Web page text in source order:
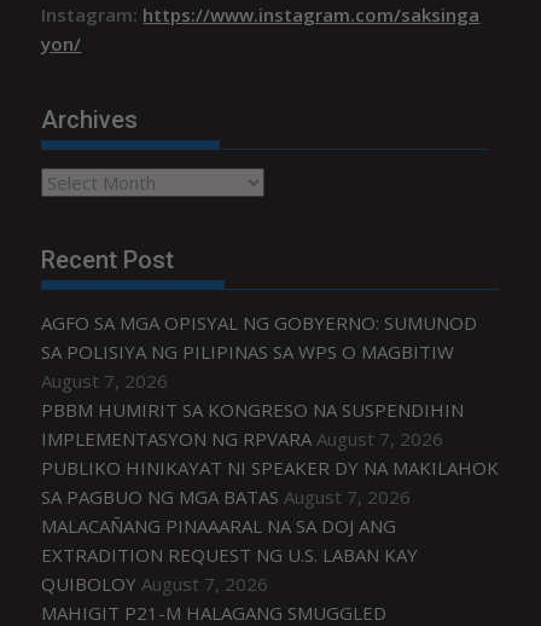
Instagram: https://www.instagram.com/saksinga
yon/
Archives
Archives
Recent Post
AGFO SA MGA OPISYAL NG GOBYERNO: SUMUNOD
SA POLISIYA NG PILIPINAS SA WPS O MAGBITIW
August 7, 2026
PBBM HUMIRIT SA KONGRESO NA SUSPENDIHIN
IMPLEMENTASYON NG RPVARA August 7, 2026
PUBLIKO HINIKAYAT NI SPEAKER DY NA MAKILAHOK
SA PAGBUO NG MGA BATAS August 7, 2026
MALACAÑANG PINAAARAL NA SA DOJ ANG
EXTRADITION REQUEST NG U.S. LABAN KAY
QUIBOLOY August 7, 2026
MAHIGIT P21-M HALAGANG SMUGGLED